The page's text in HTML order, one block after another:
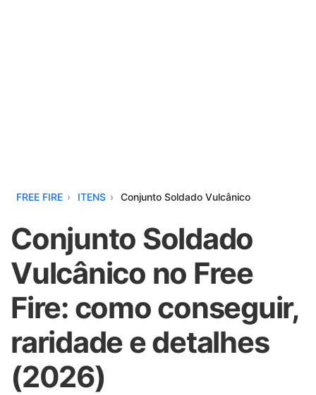
FREE FIRE ITENS Conjunto Soldado Vulcânico
Conjunto Soldado
Vulcânico no Free
Fire: como conseguir,
raridade e detalhes
(2026)